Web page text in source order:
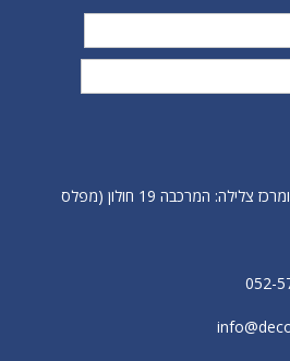
אולם תצוגה, מעבדת שירות ומרכז צלילה: המרכבה 19 חולון (מפלס